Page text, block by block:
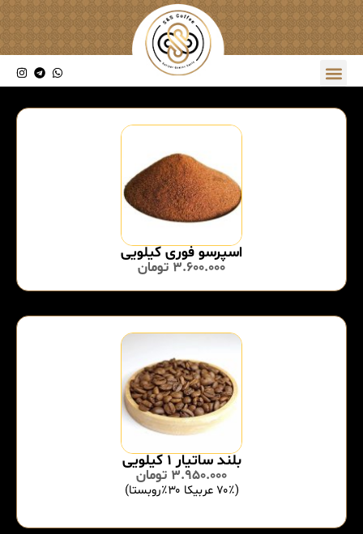
اسپرسو فوری کیلویی
3.600.000 تومان
بلند ساتیار ۱ کیلویی
3.950.000 تومان
(۷۰٪ عربیکا ۳۰٪روبستا)